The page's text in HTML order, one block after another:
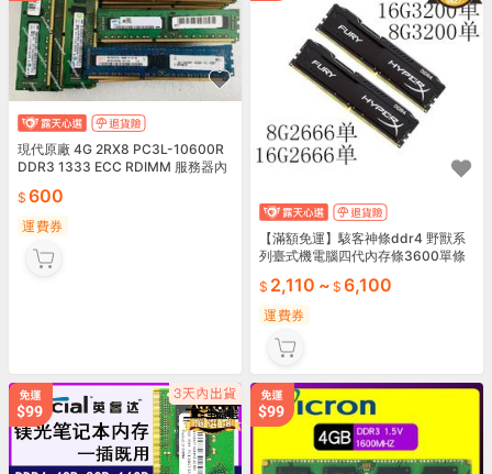
現代原廠 4G 2RX8 PC3L-10600R
DDR3 1333 ECC RDIMM 服務器內
600
運費券
【滿額免運】駭客神條ddr4 野獸系
列臺式機電腦四代內存條3600單條
2,110 ~ 6,100
運費券